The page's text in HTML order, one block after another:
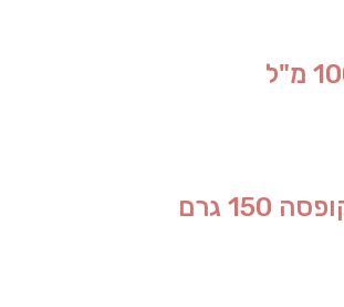
גרם